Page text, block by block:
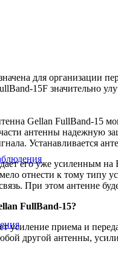
для организации
15F значительно
Gellan FullBand-15
антенны надежную
Устанавливается
его уже усиленным
отнести к тому типу
При этом антенне
FullBand-15?
усиление приема и
другой антенны,